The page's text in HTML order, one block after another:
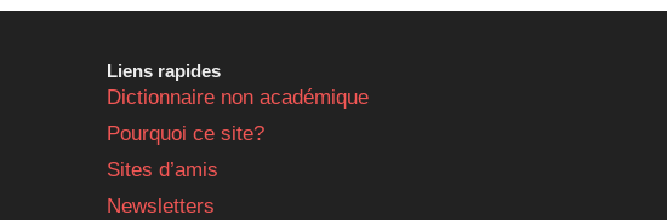
Liens rapides
Dictionnaire non académique
Pourquoi ce site?
Sites d’amis
Newsletters